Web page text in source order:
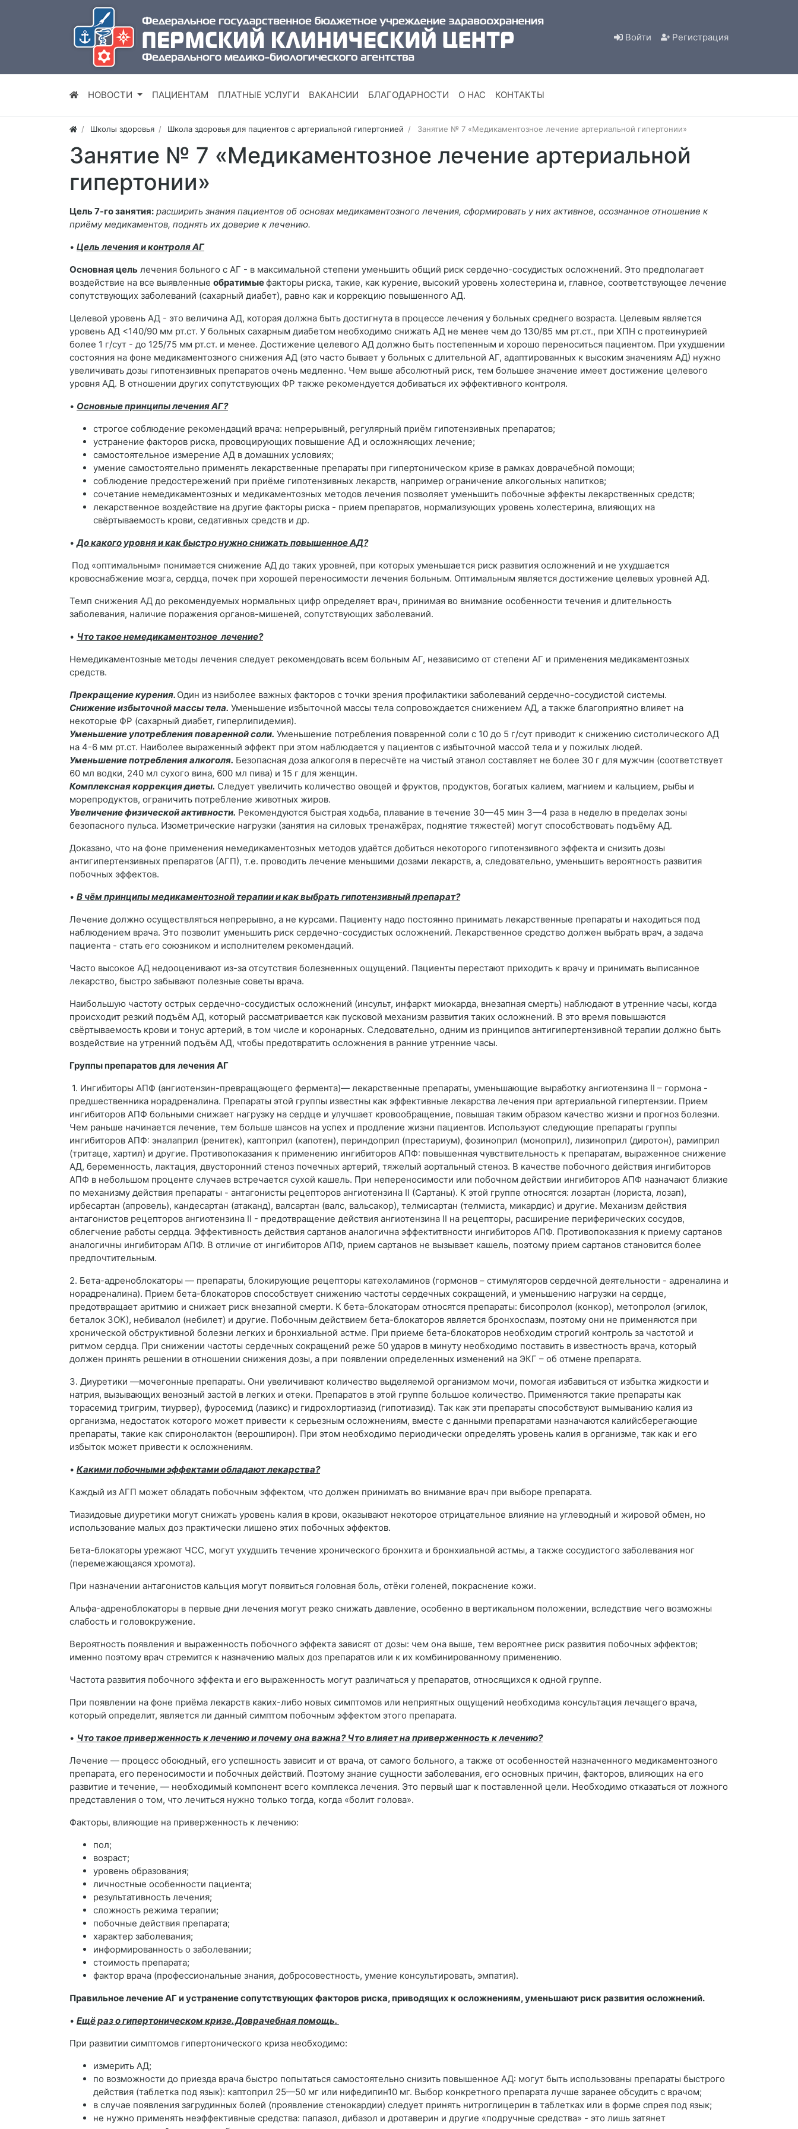
Войти Регистрация
НОВОСТИ ПАЦИЕНТАМ ПЛАТНЫЕ УСЛУГИ ВАКАНСИИ БЛАГОДАРНОСТИ О НАС КОНТАКТЫ
Школы здоровья Школа здоровья для пациентов с артериальной гипертонией Занятие № 7 «Медикаментозное лечение артериальной гипертонии»
Занятие № 7 «Медикаментозное лечение артериальной
гипертонии»
Цель 7-го занятия: расширить знания пациентов об основах медикаментозного лечения, сформировать у них активное, осознанное отношение к
приёму медикаментов, поднять их доверие к лечению.
• Цель лечения и контроля АГ
Основная цель лечения больного с АГ - в максимальной степени уменьшить общий риск сердечно-сосудистых осложнений. Это предполагает
воздействие на все выявленные обратимыефакторы риска, такие, как курение, высокий уровень холестерина и, главное, соответствующее лечение
сопутствующих заболеваний (сахарный диабет), равно как и коррекцию повышенного АД.
Целевой уровень АД - это величина АД, которая должна быть достигнута в процессе лечения у больных среднего возраста. Целевым является
уровень АД <140/90 мм рт.ст. У больных сахарным диабетом необходимо снижать АД не менее чем до 130/85 мм рт.ст., при ХПН с протеинурией
более 1 г/сут - до 125/75 мм рт.ст. и менее. Достижение целевого АД должно быть постепенным и хорошо переноситься пациентом. При ухудшении
состояния на фоне медикаментозного снижения АД (это часто бывает у больных с длительной АГ, адаптированных к высоким значениям АД) нужно
увеличивать дозы гипотензивных препаратов очень медленно. Чем выше абсолютный риск, тем большее значение имеет достижение целевого
уровня АД. В отношении других сопутствующих ФР также рекомендуется добиваться их эффективного контроля.
• Основные принципы лечения АГ?
строгое соблюдение рекомендаций врача: непрерывный, регулярный приём гипотензивных препаратов;
устранение факторов риска, провоцирующих повышение АД и осложняющих лечение;
самостоятельное измерение АД в домашних условиях;
умение самостоятельно применять лекарственные препараты при гипертоническом кризе в рамках доврачебной помощи;
соблюдение предостережений при приёме гипотензивных лекарств, например ограничение алкогольных напитков;
сочетание немедикаментозных и медикаментозных методов лечения позволяет уменьшить побочные эффекты лекарственных средств;
лекарственное воздействие на другие факторы риска - прием препаратов, нормализующих уровень холестерина, влияющих на
свёртываемость крови, седативных средств и др.
•До какого уровня и как быстро нужно снижать повышенное АД?
Под «оптимальным» понимается снижение АД до таких уровней, при которых уменьшается риск развития осложнений и не ухудшается
кровоснабжение мозга, сердца, почек при хорошей переносимости лечения больным. Оптимальным является достижение целевых уровней АД.
Темп снижения АД до рекомендуемых нормальных цифр определяет врач, принимая во внимание особенности течения и длительность
заболевания, наличие поражения органов-мишеней, сопутствующих заболеваний.
• Что такое немедикаментозное лечение?
Немедикаментозные методы лечения следует рекомендовать всем больным АГ, независимо от степени АГ и применения медикаментозных
средств.
Прекращение курения. Один из наиболее важных факторов с точки зрения профилактики заболеваний сердечно-сосудистой системы.
Снижение избыточной массы тела. Уменьшение избыточной массы тела сопровождается снижением АД, а также благоприятно влияет на
некоторые ФР (сахарный диабет, гиперлипидемия).
Уменьшение употребления поваренной соли. Уменьшение потребления поваренной соли с 10 до 5 г/сут приводит к снижению систолического АД
на 4-6 мм рт.ст. Наиболее выраженный эффект при этом наблюдается у пациентов с избыточной массой тела и у пожилых людей.
Уменьшение потребления алкоголя. Безопасная доза алкоголя в пересчёте на чистый этанол составляет не более 30 г для мужчин (соответствует
60 мл водки, 240 мл сухого вина, 600 мл пива) и 15 г для женщин.
Комплексная коррекция диеты. Следует увеличить количество овощей и фруктов, продуктов, богатых калием, магнием и кальцием, рыбы и
морепродуктов, ограничить потребление животных жиров.
Увеличение физической активности. Рекомендуются быстрая ходьба, плавание в течение 30—45 мин 3—4 раза в неделю в пределах зоны
безопасного пульса. Изометрические нагрузки (занятия на силовых тренажёрах, поднятие тяжестей) могут способствовать подъёму АД.
Доказано, что на фоне применения немедикаментозных методов удаётся добиться некоторого гипотензивного эффекта и снизить дозы
антигипертензивных препаратов (АГП), т.е. проводить лечение меньшими дозами лекарств, а, следовательно, уменьшить вероятность развития
побочных эффектов.
• В чём принципы медикаментозной терапии и как выбрать гипотензивный препарат?
Лечение должно осуществляться непрерывно, а не курсами. Пациенту надо постоянно принимать лекарственные препараты и находиться под
наблюдением врача. Это позволит уменьшить риск сердечно-сосудистых осложнений. Лекарственное средство должен выбрать врач, а задача
пациента - стать его союзником и исполнителем рекомендаций.
Часто высокое АД недооценивают из-за отсутствия болезненных ощущений. Пациенты перестают приходить к врачу и принимать выписанное
лекарство, быстро забывают полезные советы врача.
Наибольшую частоту острых сердечно-сосудистых осложнений (инсульт, инфаркт миокарда, внезапная смерть) наблюдают в утренние часы, когда
происходит резкий подъём АД, который рассматривается как пусковой механизм развития таких осложнений. В это время повышаются
свёртываемость крови и тонус артерий, в том числе и коронарных. Следовательно, одним из принципов антигипертензивной терапии должно быть
воздействие на утренний подъём АД, чтобы предотвратить осложнения в ранние утренние часы.
Группы препаратов для лечения АГ
1. Ингибиторы АПФ (ангиотензин-превращающего фермента)— лекарственные препараты, уменьшающие выработку ангиотензина II – гормона -
предшественника норадреналина. Препараты этой группы известны как эффективные лекарства лечения при артериальной гипертензии. Прием
ингибиторов АПФ больными снижает нагрузку на сердце и улучшает кровообращение, повышая таким образом качество жизни и прогноз болезни.
Чем раньше начинается лечение, тем больше шансов на успех и продление жизни пациентов. Используют следующие препараты группы
ингибиторов АПФ: эналаприл (ренитек), каптоприл (капотен), периндоприл (престариум), фозиноприл (моноприл), лизиноприл (диротон), рамиприл
(тритаце, хартил) и другие. Противопоказания к применению ингибиторов АПФ: повышенная чувствительность к препаратам, выраженное снижение
АД, беременность, лактация, двусторонний стеноз почечных артерий, тяжелый аортальный стеноз. В качестве побочного действия ингибиторов
АПФ в небольшом проценте случаев встречается сухой кашель. При непереносимости или побочном действии ингибиторов АПФ назначают близкие
по механизму действия препараты - антагонисты рецепторов ангиотензина II (Сартаны). К этой группе относятся: лозартан (лориста, лозап),
ирбесартан (апровель), кандесартан (атаканд), валсартан (валс, вальсакор), телмисартан (телмиста, микардис) и другие. Механизм действия
антагонистов рецепторов ангиотензина II - предотвращение действия ангиотензина II на рецепторы, расширение периферических сосудов,
облегчение работы сердца. Эффективность действия сартанов аналогична эффектитвности ингибиторов АПФ. Противопоказания к приему сартанов
аналогичны ингибиторам АПФ. В отличие от ингибиторов АПФ, прием сартанов не вызывает кашель, поэтому прием сартанов становится более
предпочтительным.
2. Бета-адреноблокаторы — препараты, блокирующие рецепторы катехоламинов (гормонов – стимуляторов сердечной деятельности - адреналина и
норадреналина). Прием бета-блокаторов способствует снижению частоты сердечных сокращений, и уменьшению нагрузки на сердце,
предотвращает аритмию и снижает риск внезапной смерти. К бета-блокаторам относятся препараты: бисопролол (конкор), метопролол (эгилок,
беталок ЗОК), небивалол (небилет) и другие. Побочным действием бета-блокаторов является бронхоспазм, поэтому они не применяются при
хронической обструктивной болезни легких и бронхиальной астме. При приеме бета-блокаторов необходим строгий контроль за частотой и
ритмом сердца. При снижении частоты сердечных сокращений реже 50 ударов в минуту необходимо поставить в известность врача, который
должен принять решении в отношении снижения дозы, а при появлении определенных изменений на ЭКГ – об отмене препарата.
3. Диуретики —мочегонные препараты. Они увеличивают количество выделяемой организмом мочи, помогая избавиться от избытка жидкости и
натрия, вызывающих венозный застой в легких и отеки. Препаратов в этой группе большое количество. Применяются такие препараты как
торасемид тригрим, тиурвер), фуросемид (лазикс) и гидрохлортиазид (гипотиазид). Так как эти препараты способствуют вымыванию калия из
организма, недостаток которого может привести к серьезным осложнениям, вместе с данными препаратами назначаются калийсберегающие
препараты, такие как спиронолактон (верошпирон). При этом необходимо периодически определять уровень калия в организме, так как и его
избыток может привести к осложнениям.
• Какими побочными эффектами обладают лекарства?
Каждый из АГП может обладать побочным эффектом, что должен принимать во внимание врач при выборе препарата.
Тиазидовые диуретики могут снижать уровень калия в крови, оказывают некоторое отрицательное влияние на углеводный и жировой обмен, но
использование малых доз практически лишено этих побочных эффектов.
Бета-блокаторы урежают ЧСС, могут ухудшить течение хронического бронхита и бронхиальной астмы, а также сосудистого заболевания ног
(перемежающаяся хромота).
При назначении антагонистов кальция могут появиться головная боль, отёки голеней, покраснение кожи.
Альфа-адреноблокаторы в первые дни лечения могут резко снижать давление, особенно в вертикальном положении, вследствие чего возможны
слабость и головокружение.
Вероятность появления и выраженность побочного эффекта зависят от дозы: чем она выше, тем вероятнее риск развития побочных эффектов;
именно поэтому врач стремится к назначению малых доз препаратов или к их комбинированному применению.
Частота развития побочного эффекта и его выраженность могут различаться у препаратов, относящихся к одной группе.
При появлении на фоне приёма лекарств каких-либо новых симптомов или неприятных ощущений необходима консультация лечащего врача,
который определит, является ли данный симптом побочным эффектом этого препарата.
• Что такое приверженность к лечению и почему она важна? Что влияет на приверженность к лечению?
Лечение — процесс обоюдный, его успешность зависит и от врача, от самого больного, а также от особенностей назначенного медикаментозного
препарата, его переносимости и побочных действий. Поэтому знание сущности заболевания, его основных причин, факторов, влияющих на его
развитие и течение, — необходимый компонент всего комплекса лечения. Это первый шаг к поставленной цели. Необходимо отказаться от ложного
представления о том, что лечиться нужно только тогда, когда «болит голова».
Факторы, влияющие на приверженность к лечению:
пол;
возраст;
уровень образования;
личностные особенности пациента;
результативность лечения;
сложность режима терапии;
побочные действия препарата;
характер заболевания;
информированность о заболевании;
стоимость препарата;
фактор врача (профессиональные знания, добросовестность, умение консультировать, эмпатия).
Правильное лечение АГ и устранение сопутствующих факторов риска, приводящих к осложнениям, уменьшают риск развития осложнений.
• Ещё раз о гипертоническом кризе. Доврачебная помощь.
При развитии симптомов гипертонического криза необходимо:
измерить АД;
по возможности до приезда врача быстро попытаться самостоятельно снизить повышенное АД: могут быть использованы препараты быстрого
действия (таблетка под язык): каптоприл 25—50 мг или нифедипин10 мг. Выбор конкретного препарата лучше заранее обсудить с врачом;
в случае появления загрудинных болей (проявление стенокардии) следует принять нитроглицерин в таблетках или в форме спрея под язык;
не нужно применять неэффективные средства: папазол, дибазол и дротаверин и другие «подручные средства» - это лишь затянет